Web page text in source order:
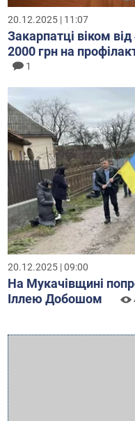
20.12.2025 | 11:07
Закарпатці віком
2000 грн на
1
20.12.2025 | 09:00
На Мукачівщині
Іллею Добошом